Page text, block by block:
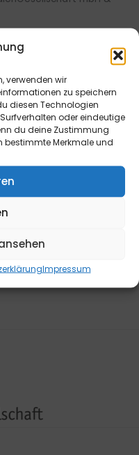
verwenden wir
zu speichern
diesen Technologien
oder eindeutige
du deine Zustimmung
bestimmte Merkmale und
Impressum
Die Bestellung kann
von Gründen
Mail, Fax, Brief) oder
werden. Die
dieser Belehrung. Zur
die rechtzeitige
bzw.
MedienGesellschaft
Weitere
finden Sie